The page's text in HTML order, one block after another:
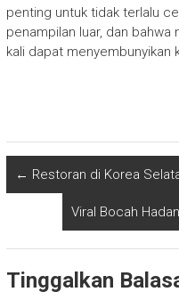
penting untuk tidak terlalu
penampilan luar, dan bahwa
kali dapat menyembunyikan
← Restoran di Korea
Viral Bocah
Tinggalkan